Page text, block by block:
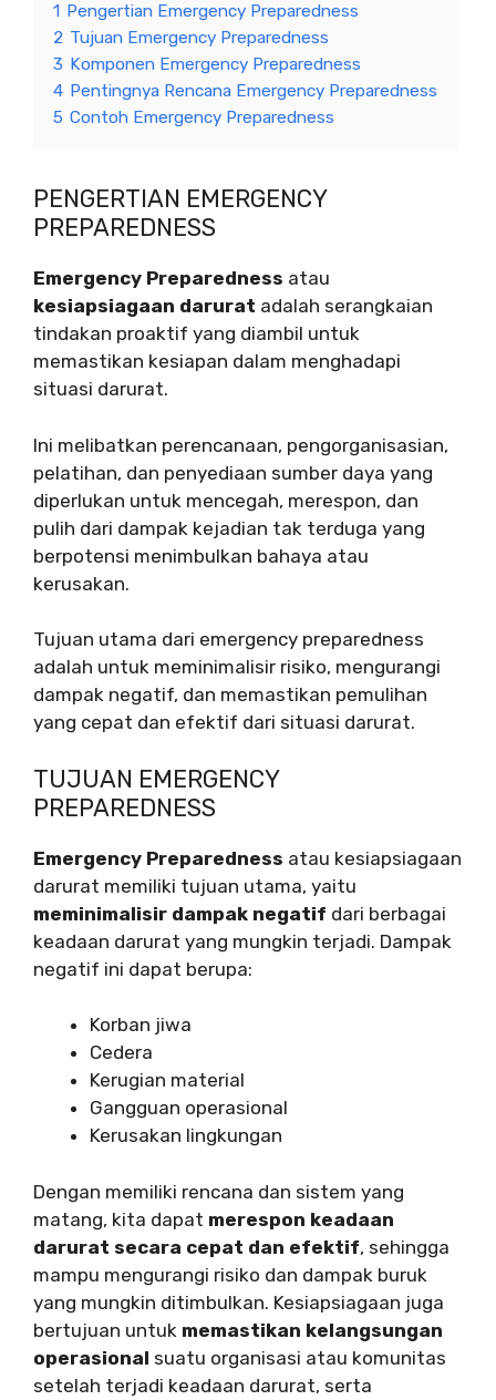
1 Pengertian Emergency Preparedness
2 Tujuan Emergency Preparedness
3 Komponen Emergency Preparedness
4 Pentingnya Rencana Emergency Preparedness
5 Contoh Emergency Preparedness
PENGERTIAN EMERGENCY
PREPAREDNESS
Emergency Preparedness atau
kesiapsiagaan darurat adalah serangkaian
tindakan proaktif yang diambil untuk
memastikan kesiapan dalam menghadapi
situasi darurat.
Ini melibatkan perencanaan, pengorganisasian,
pelatihan, dan penyediaan sumber daya yang
diperlukan untuk mencegah, merespon, dan
pulih dari dampak kejadian tak terduga yang
berpotensi menimbulkan bahaya atau
kerusakan.
Tujuan utama dari emergency preparedness
adalah untuk meminimalisir risiko, mengurangi
dampak negatif, dan memastikan pemulihan
yang cepat dan efektif dari situasi darurat.
TUJUAN EMERGENCY
PREPAREDNESS
Emergency Preparedness atau kesiapsiagaan
darurat memiliki tujuan utama, yaitu
meminimalisir dampak negatif dari berbagai
keadaan darurat yang mungkin terjadi. Dampak
negatif ini dapat berupa:
Korban jiwa
Cedera
Kerugian material
Gangguan operasional
Kerusakan lingkungan
Dengan memiliki rencana dan sistem yang
matang, kita dapat merespon keadaan
darurat secara cepat dan efektif, sehingga
mampu mengurangi risiko dan dampak buruk
yang mungkin ditimbulkan. Kesiapsiagaan juga
bertujuan untuk memastikan kelangsungan
operasional suatu organisasi atau komunitas
setelah terjadi keadaan darurat, serta